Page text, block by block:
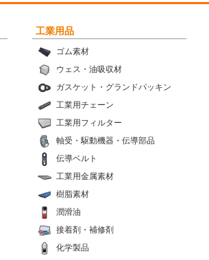
工業用品
ゴム素材
ウェス・油吸収材
ガスケット・グランドパッキン
工業用チェーン
工業用フィルター
軸受・駆動機器・伝導部品
伝導ベルト
工業用金属素材
樹脂素材
潤滑油
接着剤・補修剤
化学製品